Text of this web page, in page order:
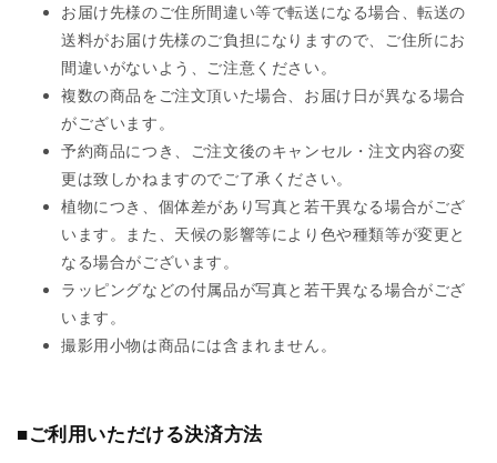
お届け先様のご住所間違い等で転送になる場合、転送の
送料がお届け先様のご負担になりますので、ご住所にお
間違いがないよう、ご注意ください。
複数の商品をご注文頂いた場合、お届け日が異なる場合
がございます。
予約商品につき、ご注文後のキャンセル・注文内容の変
更は致しかねますのでご了承ください。
植物につき、個体差があり写真と若干異なる場合がござ
います。また、天候の影響等により色や種類等が変更と
なる場合がございます。
ラッピングなどの付属品が写真と若干異なる場合がござ
います。
撮影用小物は商品には含まれません。
■ご利用いただける決済方法